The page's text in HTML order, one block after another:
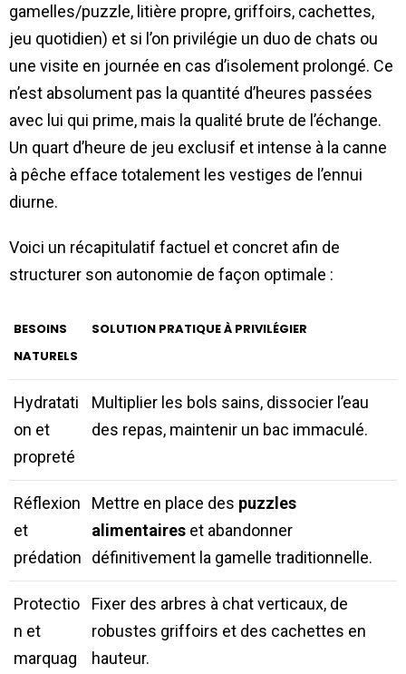
gamelles/puzzle, litière propre, griffoirs, cachettes,
jeu quotidien) et si l’on privilégie un duo de chats ou
une visite en journée en cas d’isolement prolongé. Ce
n’est absolument pas la quantité d’heures passées
avec lui qui prime, mais la qualité brute de l’échange.
Un quart d’heure de jeu exclusif et intense à la canne
à pêche efface totalement les vestiges de l’ennui
diurne.
Voici un récapitulatif factuel et concret afin de
structurer son autonomie de façon optimale :
BESOINS
NATURELS
SOLUTION PRATIQUE À PRIVILÉGIER
Hydratati
on et
propreté
Multiplier les bols sains, dissocier l’eau
des repas, maintenir un bac immaculé.
Réflexion
et
prédation
Mettre en place des puzzles
alimentaires et abandonner
définitivement la gamelle traditionnelle.
Protectio
n et
marquag
Fixer des arbres à chat verticaux, de
robustes griffoirs et des cachettes en
hauteur.